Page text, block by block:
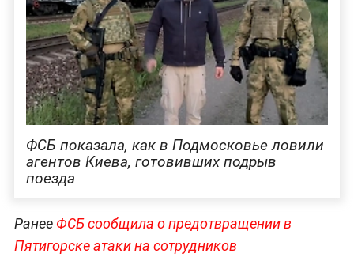
ФСБ показала, как в Подмосковье ловили
агентов Киева, готовивших подрыв
поезда
Ранее ФСБ сообщила о предотвращении в
Пятигорске атаки на сотрудников